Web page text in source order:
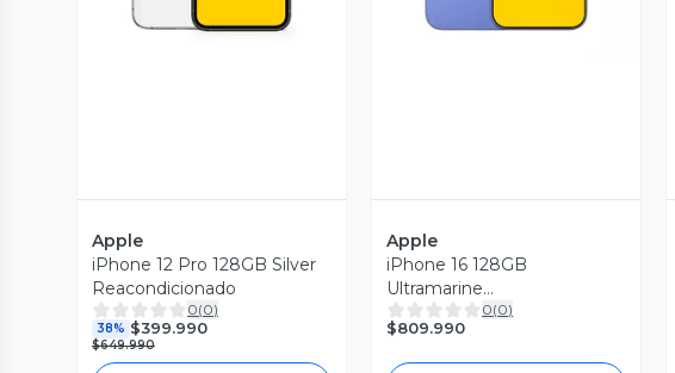
Apple
iPhone 12 Pro 128GB Silver
Reacondicionado
0(0)
38% $399.990
$649.990
Apple
iPhone 16 128GB
Ultramarine
Reacondicionado
0(0)
$809.990